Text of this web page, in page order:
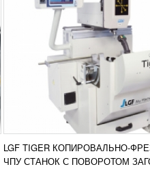
LGF TIGER КОПИРОВАЛЬНО-
ЧПУ СТАНОК С ПОВОРОТОМ
КОПИРОВАЛЬНО -
СТАНОК YILMAZ FR 221
103 875 RUB
Стационарный агрегат Yilmaz
для проведения
и фрезерной обработки. В
стандартной комплектации
тумба из металла...
ПОДРОБНЕЕ